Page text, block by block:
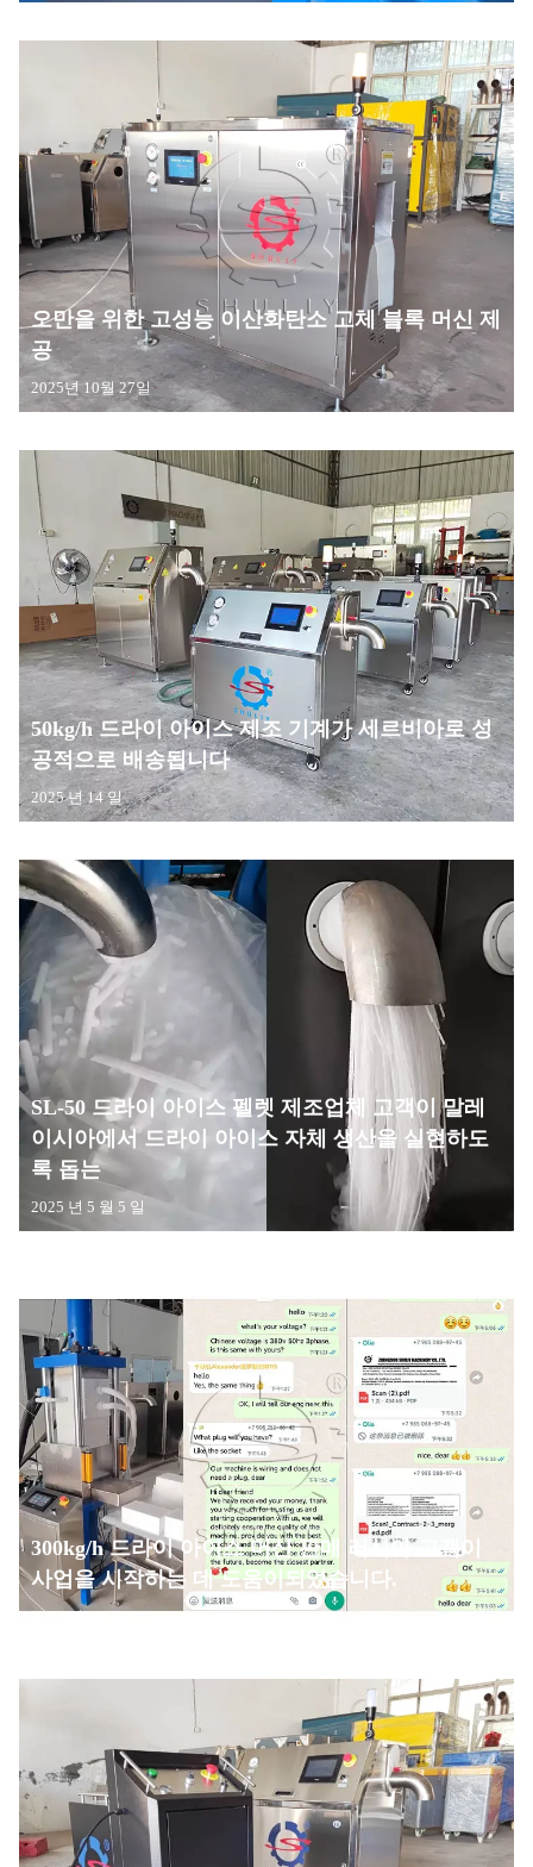
오만을 위한 고성능 이산화탄소 고체 블록 머신 제
공
2025년 10월 27일
50kg/h 드라이 아이스 제조 기계가 세르비아로 성
공적으로 배송됩니다
2025 년 14 일
SL-50 드라이 아이스 펠렛 제조업체 고객이 말레
이시아에서 드라이 아이스 자체 생산을 실현하도
록 돕는
2025 년 5 월 5 일
300kg/h 드라이 아이스 머신 판매 러시아 고객이
사업을 시작하는 데 도움이되었습니다.